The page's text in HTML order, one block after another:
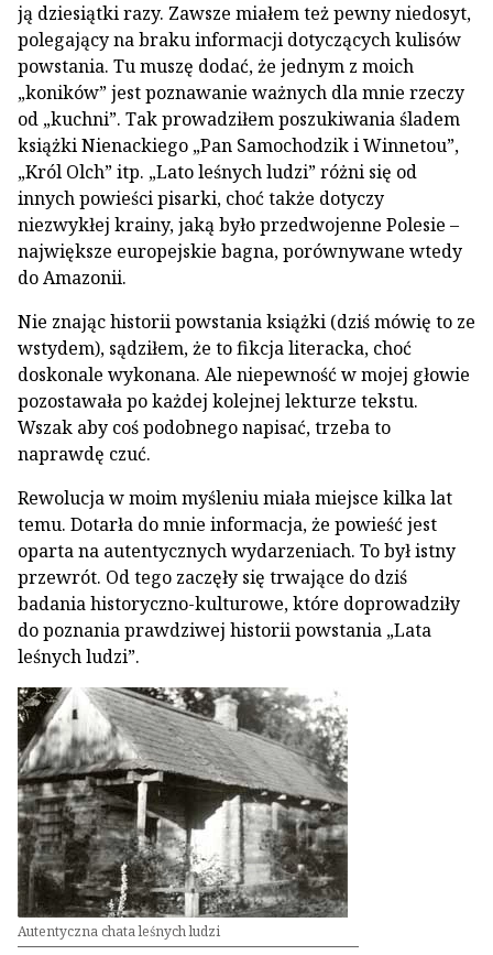
ją dziesiątki razy. Zawsze miałem też pewny niedosyt,
polegający na braku informacji dotyczących kulisów
powstania. Tu muszę dodać, że jednym z moich
„koników” jest poznawanie ważnych dla mnie rzeczy
od „kuchni”. Tak prowadziłem poszukiwania śladem
książki Nienackiego „Pan Samochodzik i Winnetou”,
„Król Olch” itp. „Lato leśnych ludzi” różni się od
innych powieści pisarki, choć także dotyczy
niezwykłej krainy, jaką było przedwojenne Polesie –
największe europejskie bagna, porównywane wtedy
do Amazonii.
Nie znając historii powstania książki (dziś mówię to ze
wstydem), sądziłem, że to fikcja literacka, choć
doskonale wykonana. Ale niepewność w mojej głowie
pozostawała po każdej kolejnej lekturze tekstu.
Wszak aby coś podobnego napisać, trzeba to
naprawdę czuć.
Rewolucja w moim myśleniu miała miejsce kilka lat
temu. Dotarła do mnie informacja, że powieść jest
oparta na autentycznych wydarzeniach. To był istny
przewrót. Od tego zaczęły się trwające do dziś
badania historyczno-kulturowe, które doprowadziły
do poznania prawdziwej historii powstania „Lata
leśnych ludzi”.
Autentyczna chata leśnych ludzi